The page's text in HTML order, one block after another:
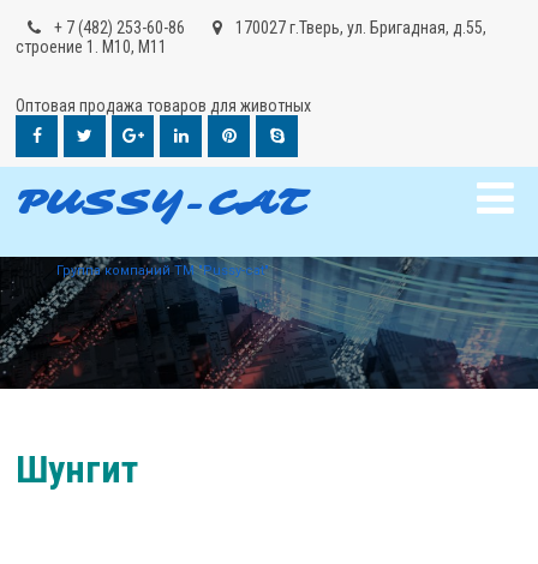
+ 7 (482) 253-60-86
170027 г.Тверь, ул. Бригадная, д.55,
строение 1. М10, М11
Оптовая продажа товаров для животных
PUSSY-CAT
Группа компаний ТМ "Pussy-cat"
Шунгит